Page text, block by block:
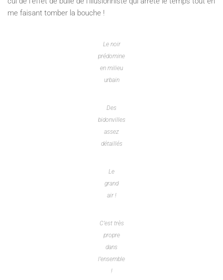
me faisant tomber la bouche !
Le noir
prédomine
en milieu
urbain
Des
bidonvilles
assez
détaillés
Le
grand
air !
C’est très
propre
dans
l’ensemble
!